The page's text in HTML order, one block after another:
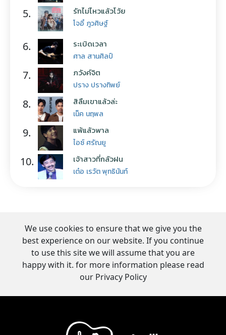
5. รักไม่ไหวแล้วโว้ย
โจอี้ ภูวศิษฐ์
6. ระเบิดเวลา
ศาล สานศิลป์
7. ภวังค์จิต
ปราง ปรางทิพย์
8. สิลืมเขาแล้วล่ะ
เน็ค นฤพล
9. แพ้แล้วพาล
ไอซ์ ศรัณยู
10. เจ้าสาวที่กลัวฝน
เต๋อ เรวัต พุทธินันท์
We use cookies to ensure that we give you the
best experience on our website. If you continue
to use this site we will assume that you are
happy with it. for more information please read
our Privacy Policy